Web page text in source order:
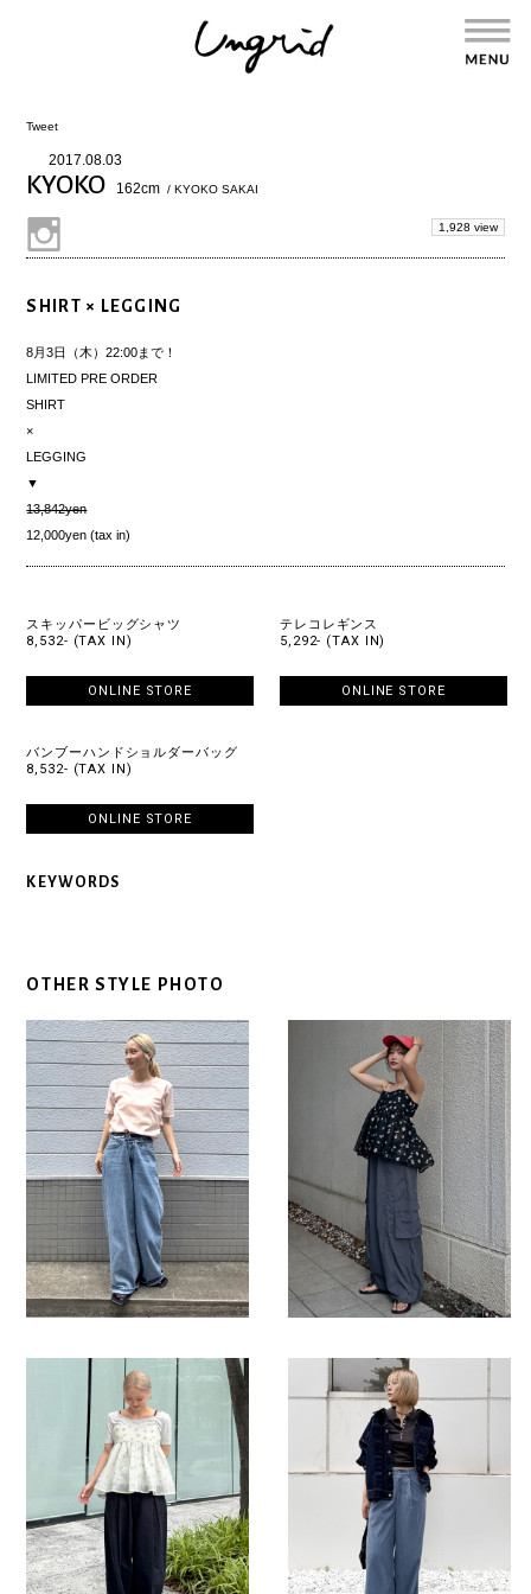
Tweet
2017.08.03
KYOKO 162cm / KYOKO SAKAI
1,928 view
SHIRT × LEGGING
8月3日（木）22:00まで！
LIMITED PRE ORDER
SHIRT
×
LEGGING
▼
13,842yen
12,000yen (tax in)
スキッパービッグシャツ
8,532- (TAX IN)
ONLINE STORE
テレコレギンス
5,292- (TAX IN)
ONLINE STORE
バンブーハンドショルダーバッグ
8,532- (TAX IN)
ONLINE STORE
KEYWORDS
OTHER STYLE PHOTO